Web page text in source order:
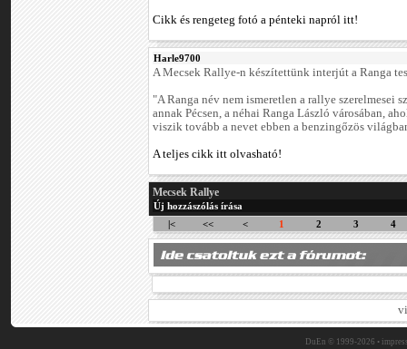
Cikk és rengeteg fotó a pénteki napról itt!
Harle9700
A Mecsek Rallye-n készítettünk interjút a Ranga
"A Ranga név nem ismeretlen a rallye szerelmesei
annak Pécsen, a néhai Ranga László városában,
viszik tovább a nevet ebben a benzingőzös
A teljes cikk itt olvasható!
Mecsek Rallye
Új hozzászólás írása
|<
<< < 1 2 3 4
DuEn © 1999-2026 •